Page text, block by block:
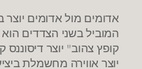
אדומים מול אדומים
המוביל בשני הצדדים
קופץ צהוב" יוצר דיסוננס
יוצר אווירה מחשמלת